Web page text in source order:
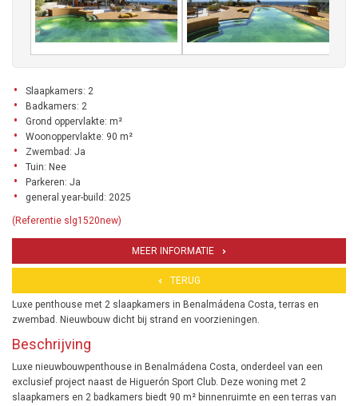
Slaapkamers: 2
Badkamers: 2
Grond oppervlakte: m²
Woonoppervlakte: 90 m²
Zwembad: Ja
Tuin: Nee
Parkeren: Ja
general.year-build: 2025
(Referentie slg1520new)
MEER INFORMATIE
TERUG
Luxe penthouse met 2 slaapkamers in Benalmádena Costa, terras en
zwembad. Nieuwbouw dicht bij strand en voorzieningen.
Beschrijving
Luxe nieuwbouwpenthouse in Benalmádena Costa, onderdeel van een
exclusief project naast de Higuerón Sport Club. Deze woning met 2
slaapkamers en 2 badkamers biedt 90 m² binnenruimte en een terras van